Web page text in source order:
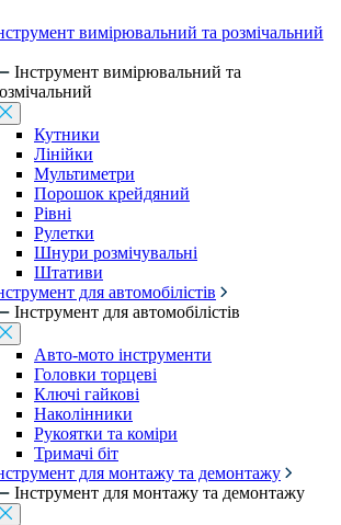
вимірювальний та розмічальний
Інструмент вимірювальний та
Кутники
Лінійки
Мультиметри
Порошок крейдяний
Рівні
Рулетки
Шнури розмічувальні
Штативи
для автомобілістів
Інструмент для автомобілістів
Авто-мото інструменти
Головки торцеві
Ключі гайкові
Наколінники
Рукоятки та коміри
Тримачі біт
для монтажу та демонтажу
Інструмент для монтажу та демонтажу